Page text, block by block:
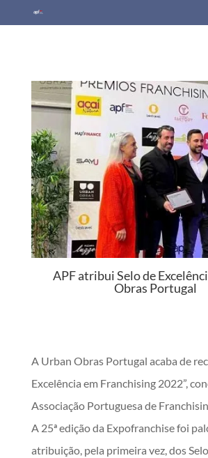
APF atribui Selo de
Obras Portugal
A Urban Obras Portugal acaba de
Excelência em Franchising 2022”,
Associação Portuguesa de
A 25ª edição da Expofranchise foi
atribuição, pela primeira vez, dos